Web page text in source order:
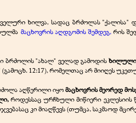
ხილვა, სადაც ბრძოლას "ქალისა"
მაცხოვრის აღდგომის შემდეგ, რის
ბრძოლის "ახალ" ველად გამოდისხილული
(გამოცხ. 12:17), რომელთაც არ მიიღეს
აღწერილი იყომაცხოვრის მეორედ
როდესსაც ურჩხული მიწიერი ეკლესიის
კი მიაღწევს (თუმცა, საკმაოდ